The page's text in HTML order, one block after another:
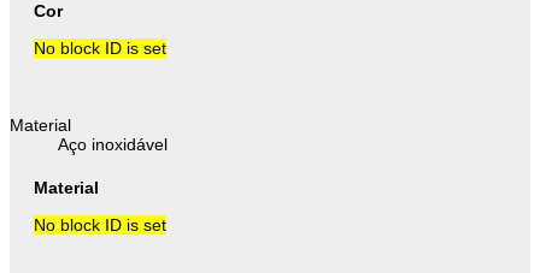
Cor
No block ID is set
Material
Aço inoxidável
Material
No block ID is set